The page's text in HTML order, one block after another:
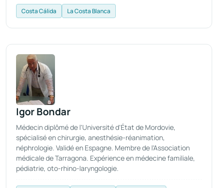
Costa Cálida La Costa Blanca
Igor Bondar
Médecin diplômé de l'Université d'État de Mordovie,
spécialisé en chirurgie, anesthésie-réanimation,
néphrologie. Validé en Espagne. Membre de l'Association
médicale de Tarragona. Expérience en médecine familiale,
pédiatrie, oto-rhino-laryngologie.